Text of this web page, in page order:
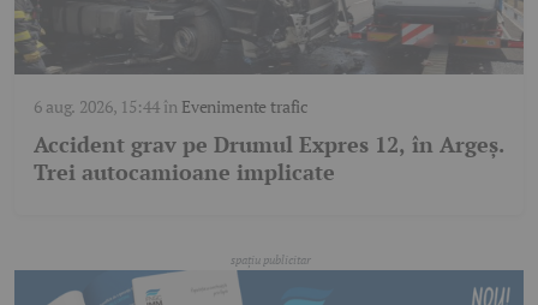
6 aug. 2026, 15:44în Evenimente trafic
Accident grav pe Drumul Expres 12, în Argeș.
Trei autocamioane implicate